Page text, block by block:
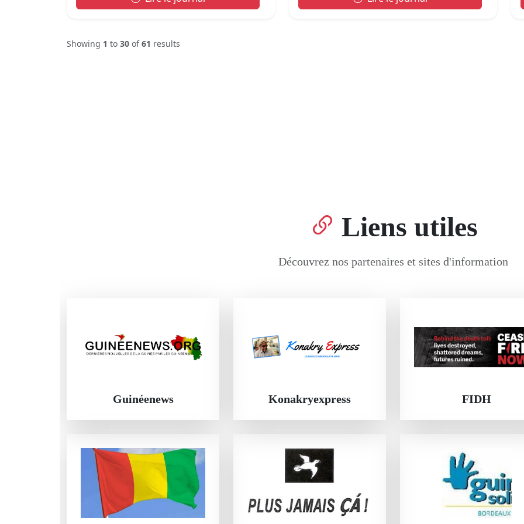
Showing 1 to 30 of61 results
Liens utiles
Découvrez nos partenaires et sites d'information
Guinéenews Konakryexpress FIDH